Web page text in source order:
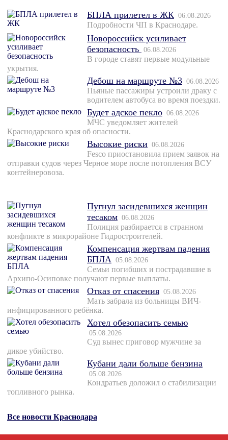
БПЛА прилетел в ЖК 06.08.2026
Подробности ЧП в Краснодаре.
Новороссийск усиливает
безопасность 06.08.2026
В городе ставят первые модульные
укрытия.
Дебош на маршруте №3 06.08.2026
Пьяные пассажиры устроили драку с
водителем автобуса во время поездки.
Будет адское пекло 06.08.2026
МЧС уведомляет жителей
Краснодарского края об опасности.
Высокие риски 06.08.2026
Fesco приостановила прием заявок на
отправки судов через Черное море после потопления ВСУ
контейнеровоза.
Пугнул засидевшихся женщин
тесаком 06.08.2026
Полиция разбирается в странном
конфликте в микрорайоне Гидростроителей.
Компенсация жертвам падения
БПЛА 05.08.2026
Семьи погибших и пострадавшие в
Архипо-Осиповке получают первые выплаты.
Отказ от спасения 05.08.2026
Мать забрала из больницы ВИЧ-
инфицированного ребёнка.
Хотел обезопасить семью
05.08.2026
Суд вынес приговор мужчине за
дикое убийство.
Кубани дали больше бензина
05.08.2026
Кондратьев доложил о стабилизации
топливного рынка.
Все новости Краснодара